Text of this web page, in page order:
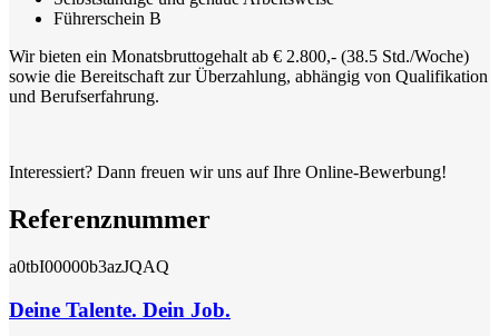
Führerschein B
Wir bieten ein Monatsbruttogehalt ab € 2.800,- (38.5 Std./Woche)
sowie die Bereitschaft zur Überzahlung, abhängig von Qualifikation
und Berufserfahrung.
Interessiert? Dann freuen wir uns auf Ihre Online-Bewerbung!
Referenznummer
a0tbI00000b3azJQAQ
Deine Talente. Dein Job.